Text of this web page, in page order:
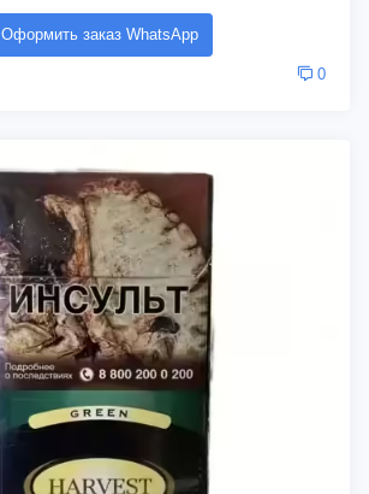
Оформить заказ WhatsApp
0